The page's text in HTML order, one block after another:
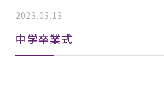
2023.03.13
中学卒業式